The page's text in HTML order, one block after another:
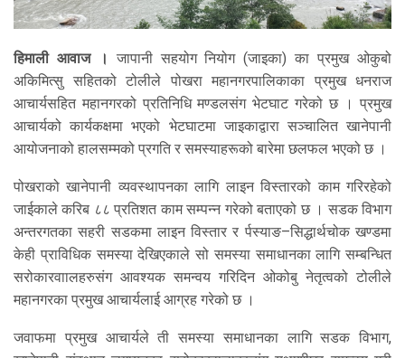
हिमाली आवाज ।
जापानी सहयोग नियोग (जाइका) का प्रमुख ओकुबो
अकिमित्सु सहितको टोलीले पोखरा महानगरपालिकाका प्रमुख धनराज
आचार्यसहित महानगरको प्रतिनिधि मण्डलसंग भेटघाट गरेको छ । प्रमुख
आचार्यको कार्यकक्षमा भएको भेटघाटमा जाइकाद्वारा सञ्चालित खानेपानी
आयोजनाको हालसम्मको प्रगति र समस्याहरूको बारेमा छलफल भएको छ ।
पोखराको खानेपानी व्यवस्थापनका लागि लाइन विस्तारको काम गरिरहेको
जाईकाले करिब ८८ प्रतिशत काम सम्पन्न गरेको बताएको छ । सडक विभाग
अन्तरगतका सहरी सडकमा लाइन विस्तार र र्पस्याङ–सिद्धार्थचोक खण्डमा
केही प्राविधिक समस्या देखिएकाले सो समस्या समाधानका लागि सम्बन्धित
सरोकारवाालहरुसंग आवश्यक समन्वय गरिदिन ओकोबु नेतृत्वको टोलीले
महानगरका प्रमुख आचार्यलाई आग्रह गरेको छ ।
जवाफमा प्रमुख आचार्यले ती समस्या समाधानका लागि सडक विभाग,